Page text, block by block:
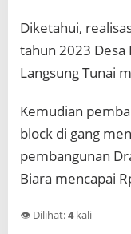
Diketahui,
tahun 2023 Desa
Langsung Tunai
Kemudian
block di gang
pembangunan
Biara mencapai
👁️ Dilihat:4kali